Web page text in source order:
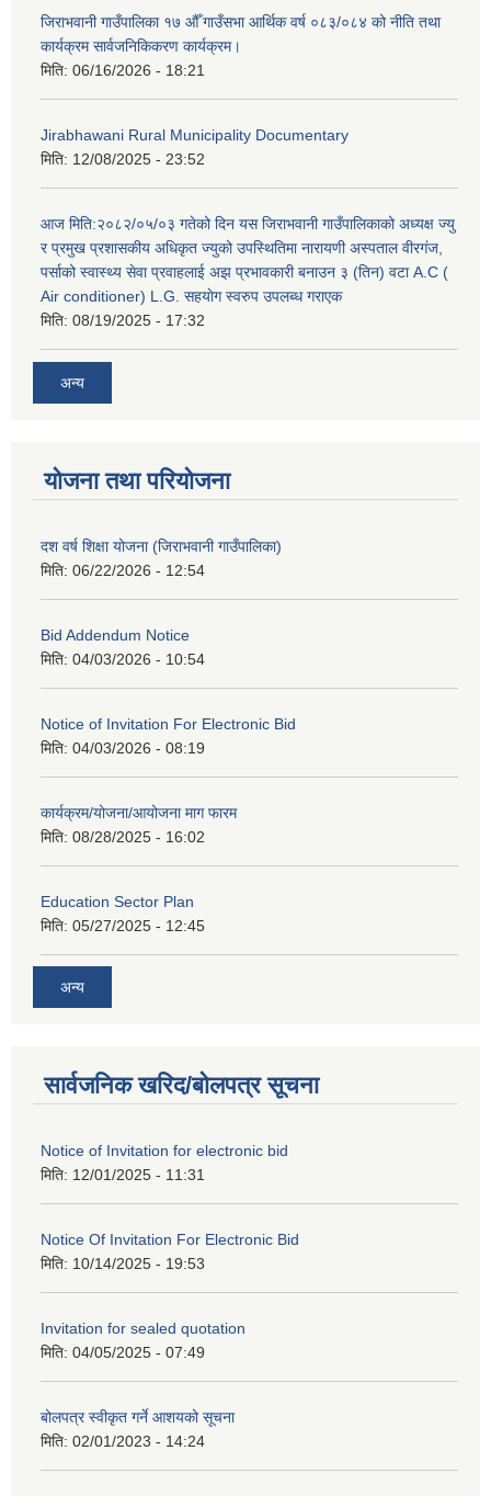
जिराभवानी गाउँपालिका १७ औँ गाउँसभा आर्थिक वर्ष ०८३/०८४ को नीति तथा
कार्यक्रम सार्वजनिकिकरण कार्यक्रम।
मिति: 06/16/2026 - 18:21
Jirabhawani Rural Municipality Documentary
मिति: 12/08/2025 - 23:52
आज मिति:२०८२/०५/०३ गतेको दिन यस जिराभवानी गाउँपालिकाको अध्यक्ष ज्यु
र प्रमुख प्रशासकीय अधिकृत ज्युको उपस्थितिमा नारायणी अस्पताल वीरगंज,
पर्साको स्वास्थ्य सेवा प्रवाहलाई अझ प्रभावकारी बनाउन ३ (तिन) वटा A.C (
Air conditioner) L.G. सहयाेग स्वरुप उपलब्ध गराएक
मिति: 08/19/2025 - 17:32
अन्य
योजना तथा परियोजना
दश वर्ष शिक्षा योजना (जिराभवानी गाउँपालिका)
मिति: 06/22/2026 - 12:54
Bid Addendum Notice
मिति: 04/03/2026 - 10:54
Notice of Invitation For Electronic Bid
मिति: 04/03/2026 - 08:19
कार्यक्रम/योजना/आयोजना माग फारम
मिति: 08/28/2025 - 16:02
Education Sector Plan
मिति: 05/27/2025 - 12:45
अन्य
सार्वजनिक खरिद/बोलपत्र सूचना
Notice of Invitation for electronic bid
मिति: 12/01/2025 - 11:31
Notice Of Invitation For Electronic Bid
मिति: 10/14/2025 - 19:53
Invitation for sealed quotation
मिति: 04/05/2025 - 07:49
बोलपत्र स्वीकृत गर्ने आशयको सूचना
मिति: 02/01/2023 - 14:24